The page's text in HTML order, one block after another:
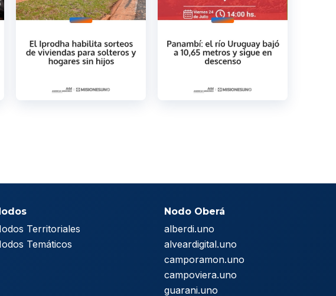
Territoriales
Temáticos
Nodo Oberá
alberdi.uno
alveardigital.uno
camporamon.uno
campoviera.uno
guarani.uno